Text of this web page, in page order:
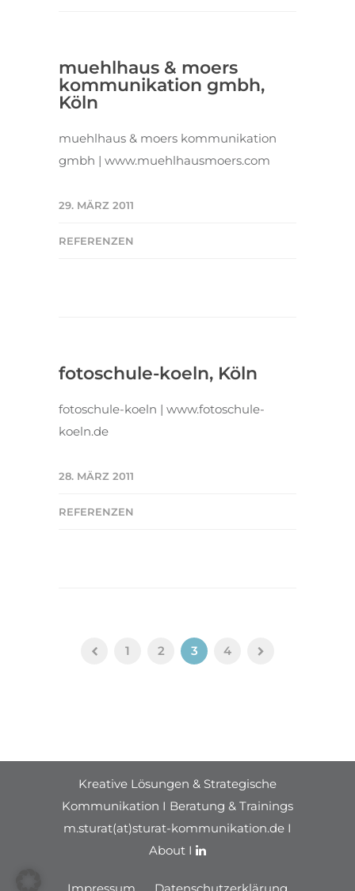
muehlhaus & moers
kommunikation gmbh,
Köln
muehlhaus & moers kommunikation
gmbh | www.muehlhausmoers.com
29. MÄRZ 2011
REFERENZEN
fotoschule-koeln, Köln
fotoschule-koeln | www.fotoschule-
koeln.de
28. MÄRZ 2011
REFERENZEN
1 2 3 4
Kreative Lösungen & Strategische
Kommunikation I Beratung & Trainings
m.sturat(at)sturat-kommunikation.de I
About I